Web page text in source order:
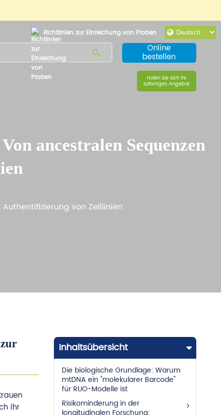
Richtlinien zur Einreichung von Proben
Online
bestellen
Holen Sie sich Ihr
sofortiges Angebot
ancestralen Sequenzen
von Zelllinien
ihr
Inhaltsübersicht
Die biologische Grundlage: Warum
mtDNA ein "molekularer Barcode"
für RUO-Modelle ist
Risikominderung in der